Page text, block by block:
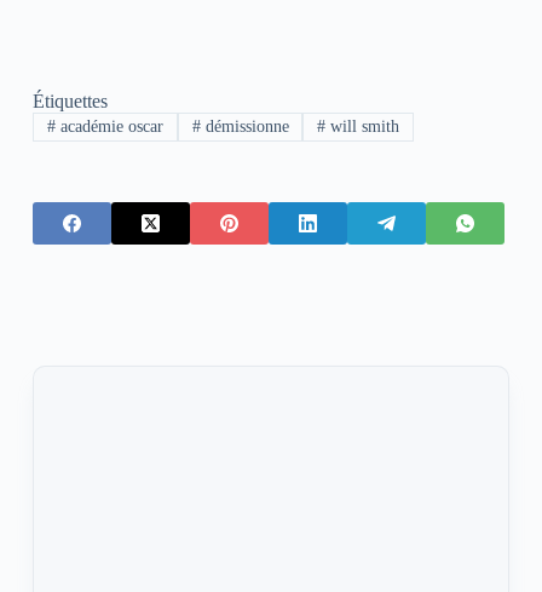
Étiquettes
#académie oscar #démissionne # will smith